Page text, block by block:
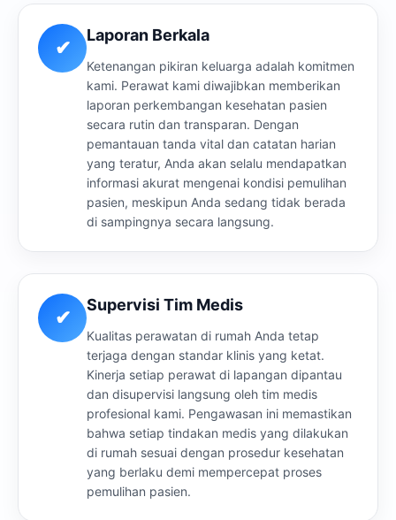
✔
Laporan Berkala
Ketenangan pikiran keluarga adalah komitmen
kami. Perawat kami diwajibkan memberikan
laporan perkembangan kesehatan pasien
secara rutin dan transparan. Dengan
pemantauan tanda vital dan catatan harian
yang teratur, Anda akan selalu mendapatkan
informasi akurat mengenai kondisi pemulihan
pasien, meskipun Anda sedang tidak berada
di sampingnya secara langsung.
✔
Supervisi Tim Medis
Kualitas perawatan di rumah Anda tetap
terjaga dengan standar klinis yang ketat.
Kinerja setiap perawat di lapangan dipantau
dan disupervisi langsung oleh tim medis
profesional kami. Pengawasan ini memastikan
bahwa setiap tindakan medis yang dilakukan
di rumah sesuai dengan prosedur kesehatan
yang berlaku demi mempercepat proses
pemulihan pasien.